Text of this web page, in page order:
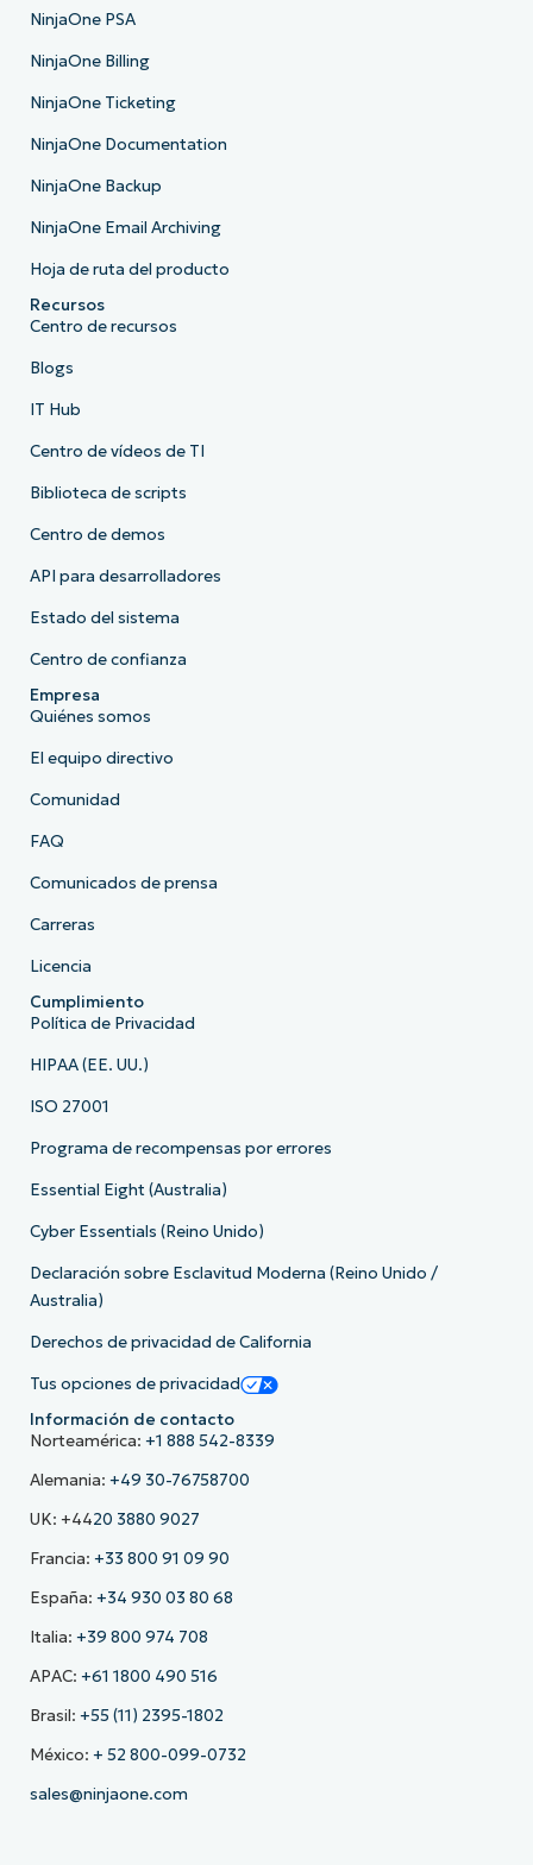
NinjaOne PSA
NinjaOne Billing
NinjaOne Ticketing
NinjaOne Documentation
NinjaOne Backup
NinjaOne Email Archiving
Hoja de ruta del producto
Recursos
Centro de recursos
Blogs
IT Hub
Centro de vídeos de TI
Biblioteca de scripts
Centro de demos
API para desarrolladores
Estado del sistema
Centro de confianza
Empresa
Quiénes somos
El equipo directivo
Comunidad
FAQ
Comunicados de prensa
Carreras
Licencia
Cumplimiento
Política de Privacidad
HIPAA (EE. UU.)
ISO 27001
Programa de recompensas por errores
Essential Eight (Australia)
Cyber Essentials (Reino Unido)
Declaración sobre Esclavitud Moderna (Reino Unido /
Australia)
Derechos de privacidad de California
Tus opciones de privacidad
Información de contacto
Norteamérica: +1 888 542-8339
Alemania: +49 30-76758700
UK: +4420 3880 9027
Francia: +33 800 91 09 90
España: +34 930 03 80 68
Italia: +39 800 974 708
APAC: +61 1800 490 516
Brasil: +55 (11) 2395-1802
México: + 52 800-099-0732
sales@ninjaone.com